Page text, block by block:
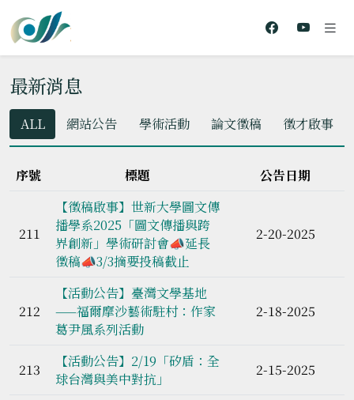
最新消息
ALL 網站公告 學術活動 論文徵稿 徵才啟事
序號 標題 公告日期
211
【徵稿啟事】世新大學圖文傳
播學系2025「圖文傳播與跨
界創新」學術研討會📣延長
徵稿📣3/3摘要投稿截止
2-20-2025
212
【活動公告】臺灣文學基地
——福爾摩沙藝術駐村：作家
葛尹風系列活動
2-18-2025
213
【活動公告】2/19「矽盾：全
球台灣與美中對抗」
2-15-2025